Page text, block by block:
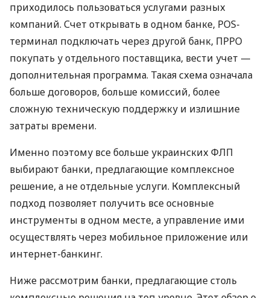
приходилось пользоваться услугами разных
компаний. Счет открывать в одном банке, POS-
терминал подключать через другой банк, ПРРО
покупать у отдельного поставщика, вести учет —
дополнительная программа. Такая схема означала
больше договоров, больше комиссий, более
сложную техническую поддержку и излишние
затраты времени.
Именно поэтому все больше украинских ФЛП
выбирают банки, предлагающие комплексное
решение, а не отдельные услуги. Комплексный
подход позволяет получить все основные
инструменты в одном месте, а управление ими
осуществлять через мобильное приложение или
интернет-банкинг.
Ниже рассмотрим банки, предлагающие столь